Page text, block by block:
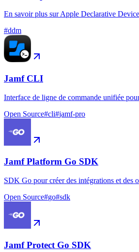
En savoir plus sur Apple Declarative
#ddm
Jamf CLI
Interface de ligne de commande unifiée
Open Source#cli#jamf-pro
Jamf Platform Go SDK
SDK Go pour créer des intégrations et des
Open Source#go#sdk
Jamf Protect Go SDK